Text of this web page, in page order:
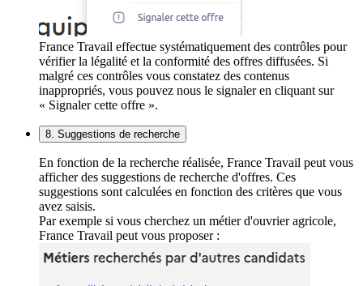
France Travail effectue systématiquement des contrôles pour
vérifier la légalité et la conformité des offres diffusées. Si
malgré ces contrôles vous constatez des contenus
inappropriés, vous pouvez nous le signaler en cliquant sur
« Signaler cette offre ».
8. Suggestions de recherche
En fonction de la recherche réalisée, France Travail peut vous
afficher des suggestions de recherche d'offres. Ces
suggestions sont calculées en fonction des critères que vous
avez saisis.
Par exemple si vous cherchez un métier d'ouvrier agricole,
France Travail peut vous proposer :